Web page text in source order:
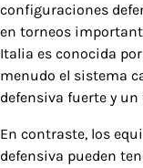
configuraciones
en torneos
Italia es conocida
menudo el sistema
defensiva fuerte y
En contraste, los
defensiva pueden